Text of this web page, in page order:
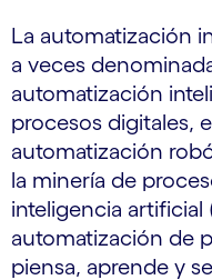
La automatización
a veces
automatización
procesos digitales,
automatización
la minería de
inteligencia artificial
automatización de
piensa, aprende y